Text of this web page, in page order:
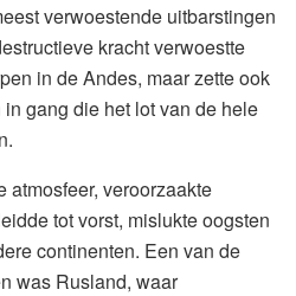
verwoestende uitbarstingen
kracht verwoestte
in de Andes, maar zette ook
gang die het lot van de hele
atmosfeer, veroorzaakte
tot vorst, mislukte oogsten
continenten. Een van de
was Rusland, waar